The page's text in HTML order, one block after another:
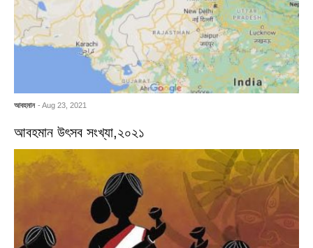
আবহমান - Aug 23, 2021
আবহমান উৎসব সংখ্যা,২০২১